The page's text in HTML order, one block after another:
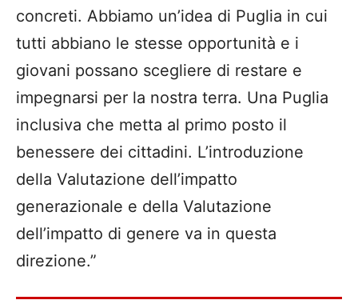
concreti. Abbiamo un’idea di Puglia in cui
tutti abbiano le stesse opportunità e i
giovani possano scegliere di restare e
impegnarsi per la nostra terra. Una Puglia
inclusiva che metta al primo posto il
benessere dei cittadini. L’introduzione
della Valutazione dell’impatto
generazionale e della Valutazione
dell’impatto di genere va in questa
direzione.”